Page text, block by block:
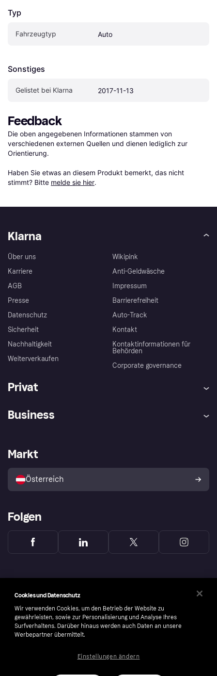
Typ
Fahrzeugtyp Auto
Sonstiges
Gelistet bei Klarna 2017-11-13
Feedback
Die oben angegebenen Informationen stammen von
verschiedenen externen Quellen und dienen lediglich zur
Orientierung.
Haben Sie etwas an diesem Produkt bemerkt, das nicht
stimmt? Bitte melde sie hier.
Klarna
Über uns
Karriere
AGB
Presse
Datenschutz
Sicherheit
Nachhaltigkeit
Weiterverkaufen
Wikipink
Anti-Geldwäsche
Impressum
Barrierefreiheit
Auto-Track
Kontakt
Kontaktinformationen für
Behörden
Corporate governance
Privat
Shops entdecken
Business
Händlerportal
Markt
Österreich
Folgen
Cookies und Datenschutz
Wir verwenden Cookies, um den Betrieb der Website zu
gewährleisten, sowie zur Personalisierung und Analyse Ihres
Surfverhaltens. Darüber hinaus werden auch Daten an unsere
Werbepartner übermittelt.
Einstellungen ändern